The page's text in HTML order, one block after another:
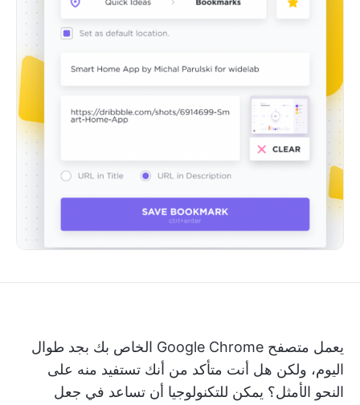
يعمل متصفح Google Chrome الخاص بك بجد طوال
اليوم، ولكن هل أنت متأكد من أنك تستفيد منه على
النحو الأمثل؟ يمكن للتكنولوجيا أن تساعد في جعل